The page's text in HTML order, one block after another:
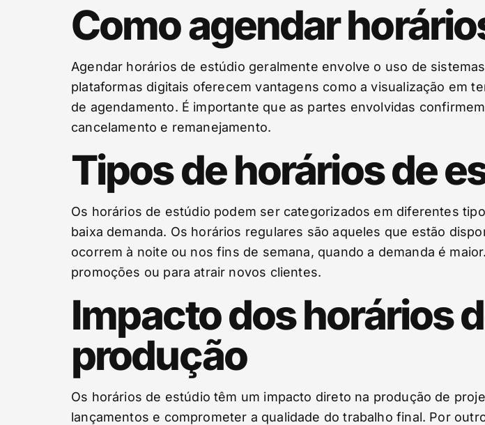
Como agendar
Agendar horários de estúdio geralmente envolve o uso de
plataformas digitais oferecem vantagens como a visualização em
de agendamento. É importante que as partes envolvidas
cancelamento e remanejamento.
Tipos de horários de
Os horários de estúdio podem ser categorizados em diferentes
baixa demanda. Os horários regulares são aqueles que estão
ocorrem à noite ou nos fins de semana, quando a demanda é
promoções ou para atrair novos clientes.
Impacto dos horários
produção
Os horários de estúdio têm um impacto direto na produção de
lançamentos e comprometer a qualidade do trabalho final. Por